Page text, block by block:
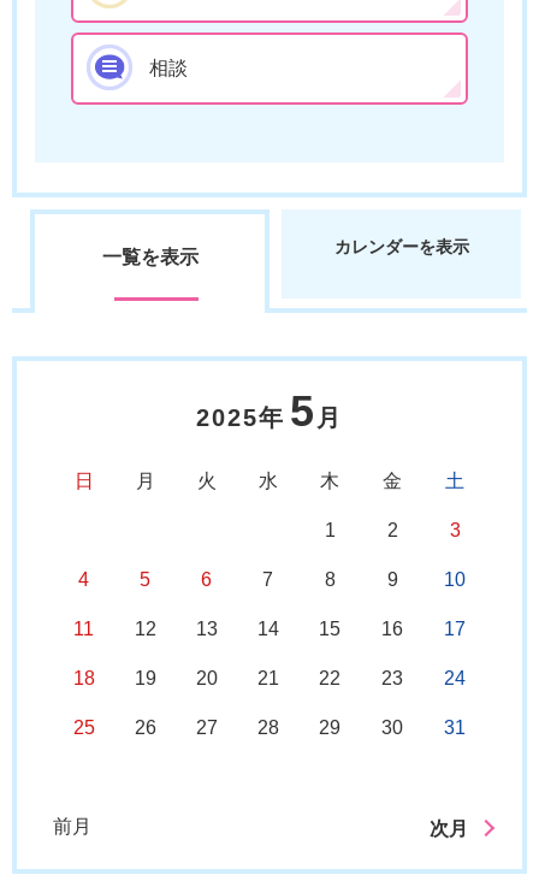
相談
一覧を表示 カレンダーを表示
2025年 5 月
日 月 火 水 木 金 土
1 2 3
4 5 6 7 8 9 10
11 12 13 14 15 16 17
18 19 20 21 22 23 24
25 26 27 28 29 30 31
前月 次月